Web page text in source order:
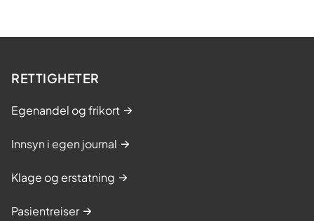
RETTIGHETER
Egenandel og frikort
Innsyn i egen journal
Klage og erstatning
Pasientreiser